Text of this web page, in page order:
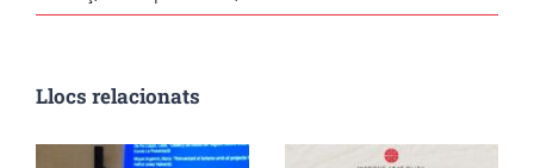
Llocs relacionats